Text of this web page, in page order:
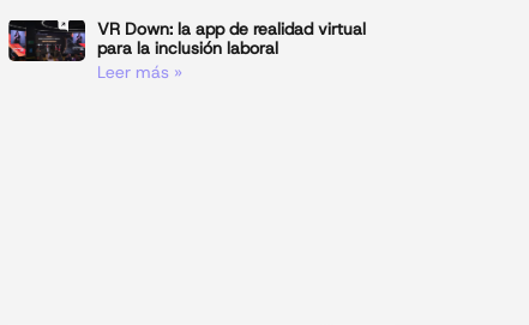
VR Down: la app de realidad virtual
para la inclusión laboral
Leer más »